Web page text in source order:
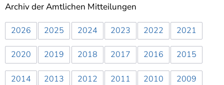
Archiv der Amtlichen Mitteilungen
2026 2025 2024 2023 2022 2021
2020 2019 2018 2017 2016 2015
2014 2013 2012 2011 2010 2009